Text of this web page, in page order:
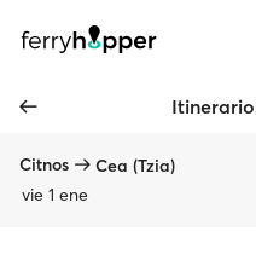
Citnos
Cea (Tzia)
vie 1 ene